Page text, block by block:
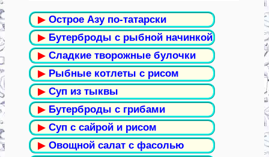
▶ Острое Азу по-татарски
▶ Бутерброды с рыбной начинкой
▶ Сладкие творожные булочки
▶ Рыбные котлеты с рисом
▶ Суп из тыквы
▶ Бутерброды с грибами
▶ Суп с сайрой и рисом
▶ Овощной салат с фасолью